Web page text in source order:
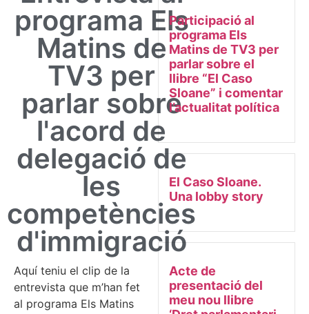
programa Els
Matins de
TV3 per
parlar sobre
l'acord de
delegació de
les
competències
d'immigració
Aquí teniu el clip de la
entrevista que m’han fet
al programa Els Matins
Participació al
programa Els
Matins de TV3 per
parlar sobre el
llibre “El Caso
Sloane” i comentar
l’actualitat política
El Caso Sloane.
Una lobby story
Acte de
presentació del
meu nou llibre